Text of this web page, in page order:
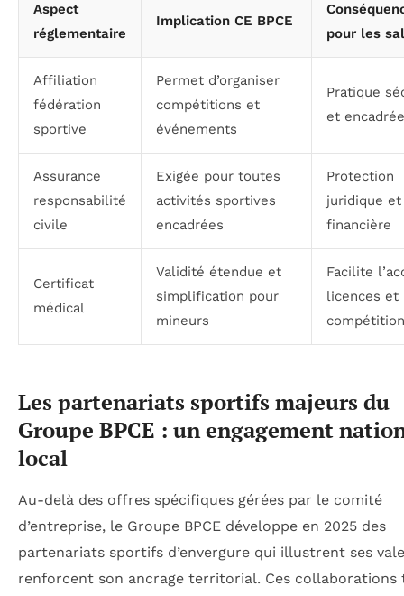
Aspect
réglementaire
Implication CE BPCE
pour les
Affiliation
fédération
sportive
Permet d’organiser
compétitions et
événements
Pratique
et encadrée
Assurance
responsabilité
civile
Exigée pour toutes
activités sportives
encadrées
Protection
juridique et
financière
Certificat
médical
Validité étendue et
simplification pour
mineurs
Facilite
licences et
Les partenariats sportifs majeurs du
Groupe BPCE : un engagement
local
Au-delà des offres spécifiques gérées par le comité
d’entreprise, le Groupe BPCE développe en 2025 des
partenariats sportifs d’envergure qui illustrent ses
renforcent son ancrage territorial. Ces collaborations